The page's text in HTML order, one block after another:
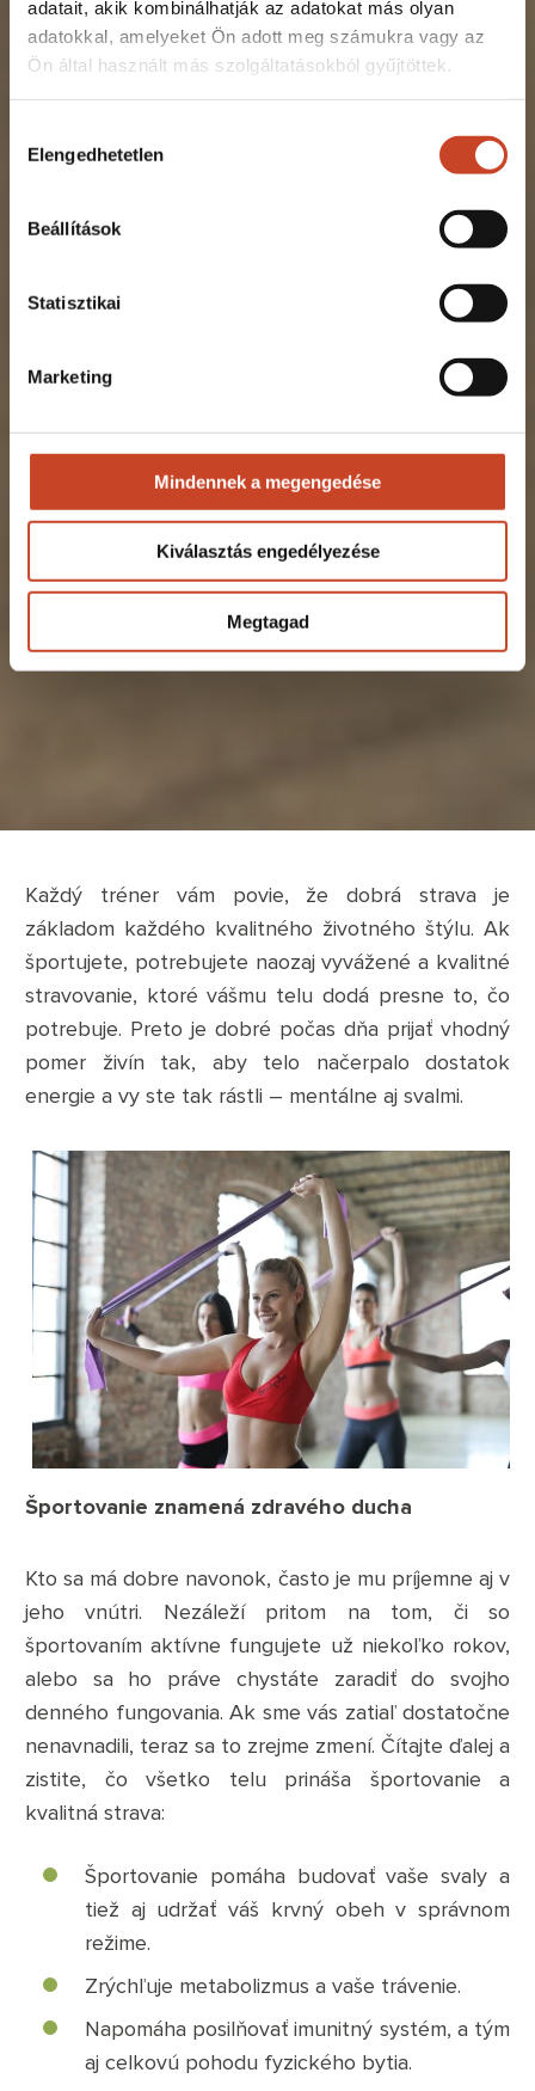
adatait, akik kombinálhatják az adatokat más olyan
adatokkal, amelyeket Ön adott meg számukra vagy az
Ön által használt más szolgáltatásokból gyűjtöttek.
kiválasztása
Elengedhetetlen
Beállítások
Statisztikai
Marketing
Mindennek a megengedése
Kiválasztás engedélyezése
Megtagad
Každý tréner vám povie, že dobrá strava je
základom každého kvalitného životného štýlu. Ak
športujete, potrebujete naozaj vyvážené a kvalitné
stravovanie, ktoré vášmu telu dodá presne to, čo
potrebuje. Preto je dobré počas dňa prijať vhodný
pomer živín tak, aby telo načerpalo dostatok
energie a vy ste tak rástli – mentálne aj svalmi.
Športovanie znamená zdravého ducha
Kto sa má dobre navonok, často je mu príjemne aj v
jeho vnútri. Nezáleží pritom na tom, či so
športovaním aktívne fungujete už niekoľko rokov,
alebo sa ho práve chystáte zaradiť do svojho
denného fungovania. Ak sme vás zatiaľ dostatočne
nenavnadili, teraz sa to zrejme zmení. Čítajte ďalej a
zistite, čo všetko telu prináša športovanie a
kvalitná strava:
Športovanie pomáha budovať vaše svaly a
tiež aj udržať váš krvný obeh v správnom
režime.
Zrýchľuje metabolizmus a vaše trávenie.
Napomáha posilňovať imunitný systém, a tým
aj celkovú pohodu fyzického bytia.